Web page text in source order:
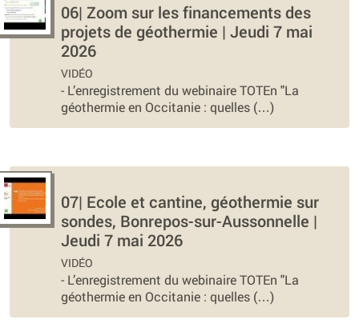
06| Zoom sur les financements des
projets de géothermie | Jeudi 7 mai
2026
VIDÉO
- L’enregistrement du webinaire TOTEn "La
géothermie en Occitanie : quelles (…)
07| Ecole et cantine, géothermie sur
sondes, Bonrepos-sur-Aussonnelle |
Jeudi 7 mai 2026
VIDÉO
- L’enregistrement du webinaire TOTEn "La
géothermie en Occitanie : quelles (…)